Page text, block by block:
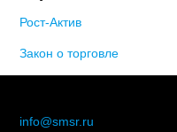
Рост-Актив
Закон о торговле
info@smsr.ru